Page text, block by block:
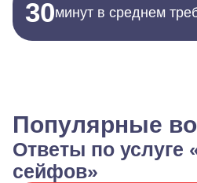
30минут в среднем
Популярные
Ответы по услуге
сейфов»